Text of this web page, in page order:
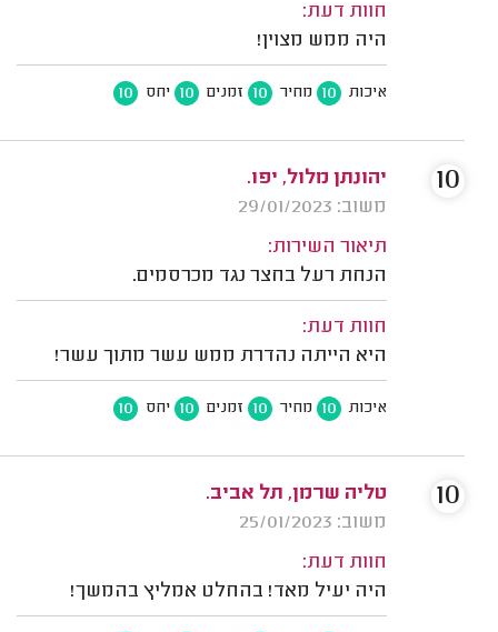
חוות דעת:
היה ממש מצוין!
איכות 10 מחיר 10 זמנים 10 יחס 10
יהונתן מלול, יפו.
משוב: 29/01/2023
תיאור השירות:
הנחת רעל בחצר נגד מכרסמים.
חוות דעת:
היא הייתה נהדרת ממש עשר מתוך עשר!
איכות 10 מחיר 10 זמנים 10 יחס 10
10
טליה שרמן, תל אביב.
משוב: 25/01/2023
חוות דעת:
היה יעיל מאד! בהחלט אמליץ בהמשך!
10